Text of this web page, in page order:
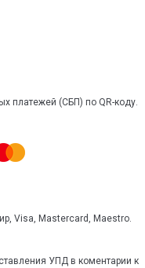
платежей (СБП) по QR-коду.
Visa, Mastercard, Maestro.
УПД в коментарии к